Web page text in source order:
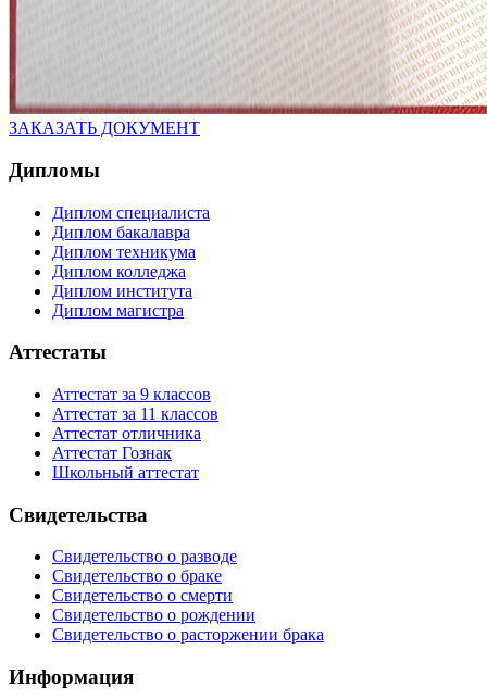
ЗАКАЗАТЬ ДОКУМЕНТ
Дипломы
Диплом специалиста
Диплом бакалавра
Диплом техникума
Диплом колледжа
Диплом института
Диплом магистра
Аттестаты
Аттестат за 9 классов
Аттестат за 11 классов
Аттестат отличника
Аттестат Гознак
Школьный аттестат
Свидетельства
Свидетельство о разводе
Свидетельство о браке
Свидетельство о смерти
Свидетельство о рождении
Свидетельство о расторжении брака
Информация